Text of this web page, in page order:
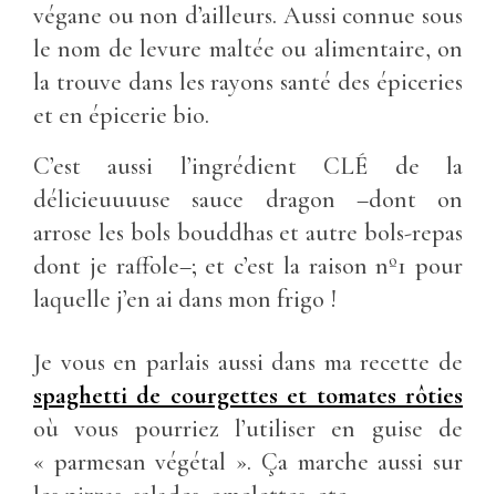
végane ou non d’ailleurs. Aussi connue sous
le nom de levure maltée ou alimentaire, on
la trouve dans les rayons santé des épiceries
et en épicerie bio.
C’est aussi l’ingrédient CLÉ de la
délicieuuuuse sauce dragon –dont on
arrose les bols bouddhas et autre bols-repas
dont je raffole–; et c’est la raison nº1 pour
laquelle j’en ai dans mon frigo !
Je vous en parlais aussi dans ma recette de
spaghetti de courgettes et tomates rôties
où vous pourriez l’utiliser en guise de
« parmesan végétal ». Ça marche aussi sur